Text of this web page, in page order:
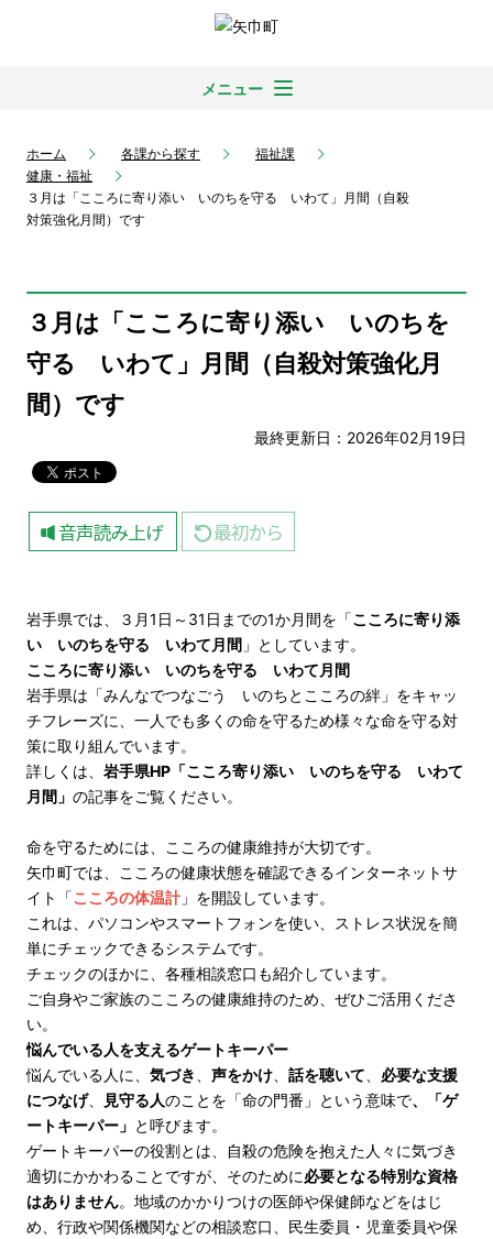
メニュー
ホーム 各課から探す
福祉課
健康・福祉
３月は「こころに寄り添い いのちを守る いわて」月間（自殺
対策強化月間）です
３月は「こころに寄り添い いのちを
守る いわて」月間（自殺対策強化月
間）です
最終更新日：2026年02月19日
岩手県では、３月1日～31日までの1か月間を「こころに寄り添
い いのちを守る いわて月間 」としています。
こころに寄り添い いのちを守る いわて月間
岩手県は「みんなでつなごう いのちとこころの絆」をキャッ
チフレーズに、一人でも多くの命を守るため様々な命を守る対
策に取り組んでいます。
詳しくは、 岩手県HP「こころ寄り添い いのちを守る いわて
月間」 の記事をご覧ください。
命を守るためには、こころの健康維持が大切です。
矢巾町では、こころの健康状態を確認できるインターネットサ
イト「こころの体温計 」を開設しています。
これは、パソコンやスマートフォンを使い、ストレス状況を簡
単にチェックできるシステムです。
チェックのほかに、各種相談窓口も紹介しています。
ご自身やご家族のこころの健康維持のため、ぜひご活用くださ
い。
悩んでいる人を支えるゲートキーパー
悩んでいる人に、 気づき 声をかけ 話を聴いて
必要な支援
につなげ、 見守る人のことを「命の門番」という意味で、「ゲ
ートキーパー」 と呼びます。
ゲートキーパーの役割とは、自殺の危険を抱えた人々に気づき
適切にかかわることですが、そのために必要となる特別な資格
はありません。地域のかかりつけの医師や保健師などをはじ
め、行政や関係機関などの相談窓口、民生委員・児童委員や保